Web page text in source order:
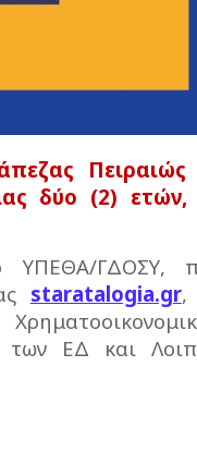
Πειραιώς
δύο (2) ετών,
ΥΠΕΘΑ/ΓΔΟΣΥ,
staratalogia.gr,
των ΕΔ και